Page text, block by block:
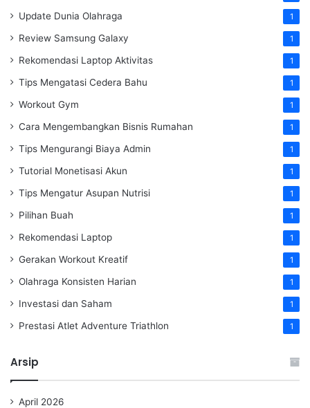
Update Dunia Olahraga 1
Review Samsung Galaxy 1
Rekomendasi Laptop Aktivitas 1
Tips Mengatasi Cedera Bahu 1
Workout Gym 1
Cara Mengembangkan Bisnis Rumahan 1
Tips Mengurangi Biaya Admin 1
Tutorial Monetisasi Akun 1
Tips Mengatur Asupan Nutrisi 1
Pilihan Buah 1
Rekomendasi Laptop 1
Gerakan Workout Kreatif 1
Olahraga Konsisten Harian 1
Investasi dan Saham 1
Prestasi Atlet Adventure Triathlon 1
Arsip
April 2026